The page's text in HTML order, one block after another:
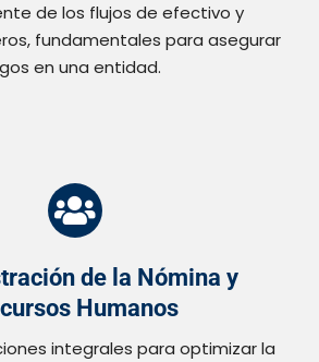
de los flujos de efectivo y
fundamentales para asegurar
en una entidad.
de la Nómina y
Humanos
integrales para optimizar la